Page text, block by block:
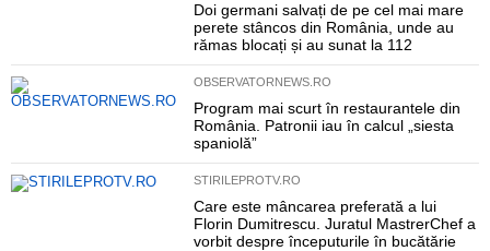
Doi germani salvați de pe cel mai mare
perete stâncos din România, unde au
rămas blocați și au sunat la 112
OBSERVATORNEWS.RO
Program mai scurt în restaurantele din
România. Patronii iau în calcul „siesta
spaniolă”
STIRILEPROTV.RO
Care este mâncarea preferată a lui
Florin Dumitrescu. Juratul MastrerChef a
vorbit despre începuturile în bucătărie